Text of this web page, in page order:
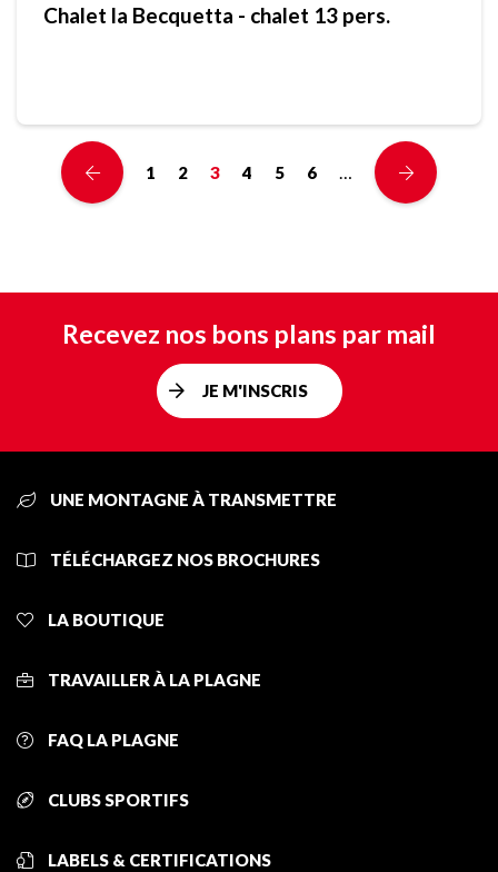
Chalet la Becquetta - chalet 13 pers.
1 2 3 4 5 6 …
Recevez nos bons plans par mail
JE M'INSCRIS
UNE MONTAGNE À TRANSMETTRE
TÉLÉCHARGEZ NOS BROCHURES
LA BOUTIQUE
TRAVAILLER À LA PLAGNE
FAQ LA PLAGNE
CLUBS SPORTIFS
LABELS & CERTIFICATIONS